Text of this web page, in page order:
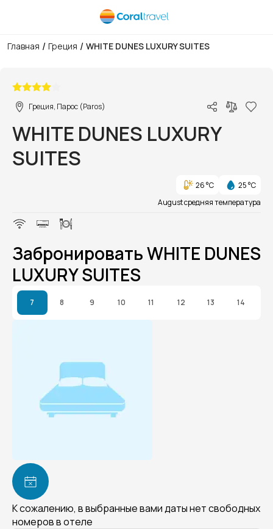
Главная / Греция / WHITE DUNES LUXURY SUITES
Греция, Парос (Paros)
WHITE DUNES LUXURY
SUITES
26 °C
25 °C
August средняя температура
Забронировать WHITE DUNES
LUXURY SUITES
7 8 9 10 11 12 13 14
К сожалению, в выбранные вами даты нет свободных
номеров в отеле